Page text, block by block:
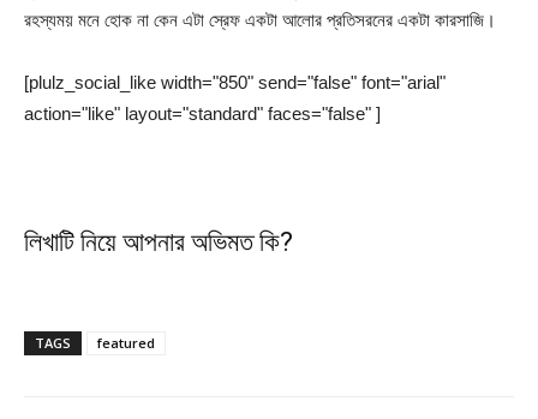
রহস্যময় মনে হোক না কেন এটা স্রেফ একটা আলোর প্রতিসরনের একটা কারসাজি।
[plulz_social_like width="850" send="false" font="arial"
action="like" layout="standard" faces="false" ]
লিখাটি নিয়ে আপনার অভিমত কি?
TAGS featured